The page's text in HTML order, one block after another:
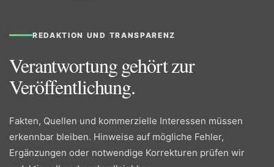
REDAKTION UND TRANSPARENZ
Verantwortung gehört zur
Veröffentlichung.
Fakten, Quellen und kommerzielle Interessen müssen
erkennbar bleiben. Hinweise auf mögliche Fehler,
Ergänzungen oder notwendige Korrekturen prüfen wir